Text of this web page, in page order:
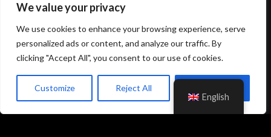
We value your privacy
We use cookies to enhance your browsing experience, serve
personalized ads or content, and analyze our traffic. By
clicking "Accept All", you consent to our use of cookies.
Customize Reject All
English